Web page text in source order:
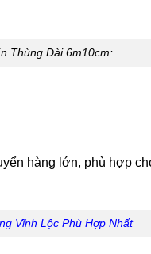
Thùng Dài 6m10cm:
hàng lớn, phù hợp
Vĩnh Lộc Phù Hợp Nhất